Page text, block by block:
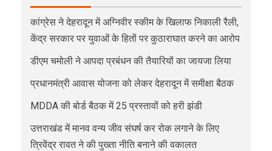
कांग्रेस ने देहरादून में अग्निवीर स्कीम के खिलाफ निकाली रैली,
केंद्र सरकार पर युवाओं के हितों पर कुठाराघात करने का आरोप
डीएम चमोली ने आपदा प्रबंधन की तैयारियों का जायजा लिया
प्रधानमंत्री आवास योजना को लेकर देहरादून में समीक्षा बैठक
MDDA की बोर्ड बैठक में 25 प्रस्तावों को हरी झंडी
उत्तराखंड में मानव वन्य जीव संघर्ष कर रोक लगाने के लिए
त्रिवेंद्र रावत ने की पुख्ता नीति बनाने की वकालत